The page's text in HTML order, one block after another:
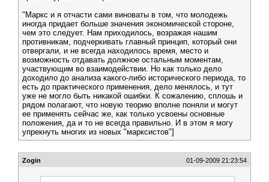
"Маркс и я отчасти сами виноваты в том, что молодежь
иногда придает больше значения экономической стороне,
чем это следует. Нам приходилось, возражая нашим
противникам, подчеркивать главный принцип, который они
отвергали, и не всегда находилось время, место и
возможность отдавать должное остальным моментам,
участвующим во взаимодействии. Но как только дело
доходило до анализа какого-либо исторического периода, то
есть до практического применения, дело менялось, и тут
уже не могло быть никакой ошибки. К сожалению, сплошь и
рядом полагают, что новую теорию вполне поняли и могут
ее применять сейчас же, как только усвоены основные
положения, да и то не всегда правильно. И в этом я могу
упрекнуть многих из новых "марксистов"]
Zogin 01-09-2009 21:23:54